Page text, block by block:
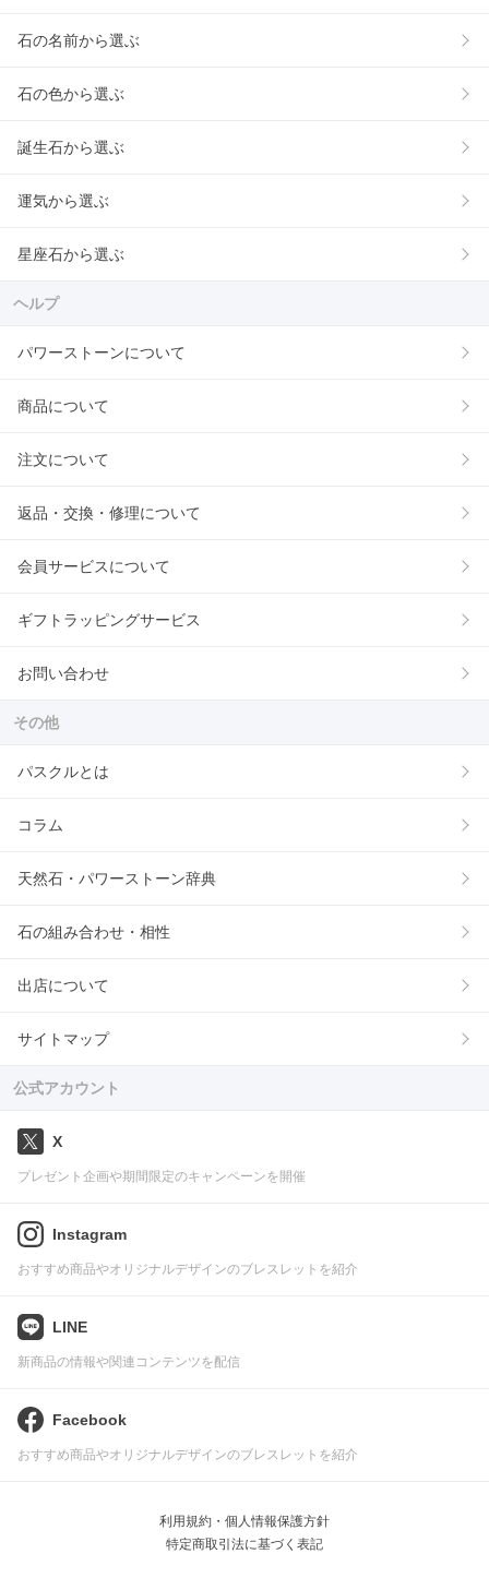
石の名前から選ぶ
石の色から選ぶ
誕生石から選ぶ
運気から選ぶ
星座石から選ぶ
ヘルプ
パワーストーンについて
商品について
注文について
返品・交換・修理について
会員サービスについて
ギフトラッピングサービス
お問い合わせ
その他
パスクルとは
コラム
天然石・パワーストーン辞典
石の組み合わせ・相性
出店について
サイトマップ
公式アカウント
X
プレゼント企画や期間限定のキャンペーンを開催
Instagram
おすすめ商品やオリジナルデザインのブレスレットを紹介
LINE
新商品の情報や関連コンテンツを配信
Facebook
おすすめ商品やオリジナルデザインのブレスレットを紹介
利用規約・個人情報保護方針
特定商取引法に基づく表記